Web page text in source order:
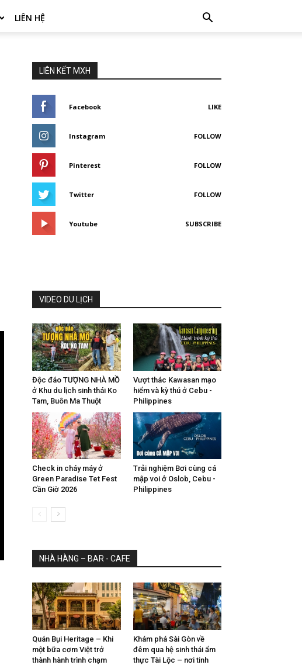
LIÊN HỆ
LIÊN KẾT MXH
Facebook LIKE
Instagram FOLLOW
Pinterest FOLLOW
Twitter FOLLOW
Youtube SUBSCRIBE
VIDEO DU LỊCH
Độc đáo TƯỢNG NHÀ MỒ
ở Khu du lịch sinh thái Ko
Tam, Buôn Ma Thuột
Vượt thác Kawasan mạo
hiểm và kỳ thú ở Cebu -
Philippines
Check in cháy máy ở
Green Paradise Tet Fest
Cần Giờ 2026
Trải nghiệm Bơi cùng cá
mập voi ở Oslob, Cebu -
Philippines
NHÀ HÀNG – BAR - CAFE
Quán Bụi Heritage – Khi
một bữa cơm Việt trở
thành hành trình chạm
Khám phá Sài Gòn về
đêm qua hệ sinh thái ẩm
thực Tài Lộc – nơi tinh